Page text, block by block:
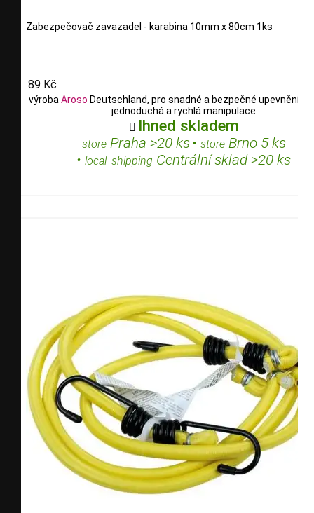
Zabezpečovač zavazadel - karabina 10mm x 80cm 1ks
89 Kč
výroba Aroso Deutschland, pro snadné a bezpečné upevnění
jednoduchá a rychlá manipulace
 Ihned skladem
storePraha >20 ks• storeBrno 5 ks
• local_shipping Centrální sklad >20 ks